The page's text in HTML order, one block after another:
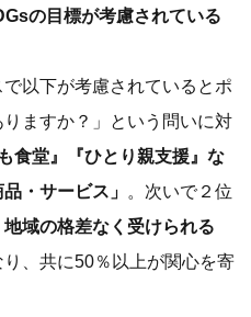
の目標が考慮されている
以下が考慮されているとポ
ますか？」という問いに対
食堂』『ひとり親支援』な
・サービス」 。次いで２位
域の格差なく受けられる
り、共に50％以上が関心を寄